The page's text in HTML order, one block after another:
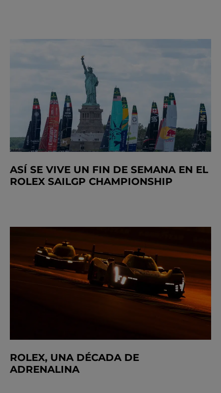
ASÍ SE VIVE UN FIN DE SEMANA EN EL
ROLEX SAILGP CHAMPIONSHIP
ROLEX, UNA DÉCADA DE
ADRENALINA